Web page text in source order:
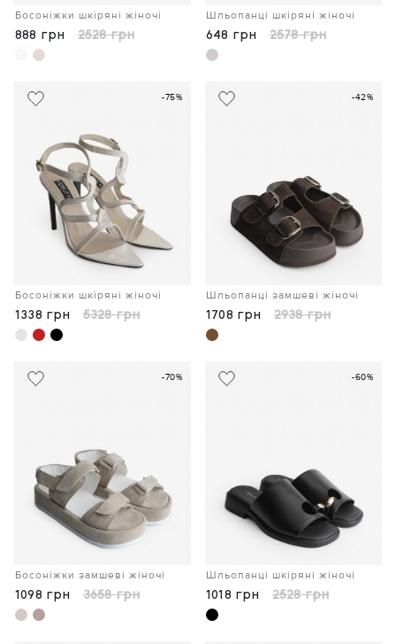
Босоніжки шкіряні жіночі
888 грн 2528 грн
Шльопанці шкіряні жіночі
648 грн 2578 грн
-75%
Босоніжки шкіряні жіночі
1338 грн 5328 грн
-42%
Шльопанці замшеві жіночі
1708 грн 2938 грн
-70%
Босоніжки замшеві жіночі
1098 грн 3658 грн
-60%
Шльопанці шкіряні жіночі
1018 грн 2528 грн